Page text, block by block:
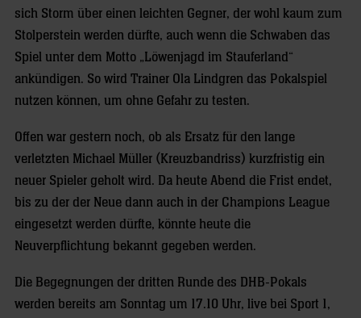
sich Storm über einen leichten Gegner, der wohl kaum zum
Stolperstein werden dürfte, auch wenn die Schwaben das
Spiel unter dem Motto „Löwenjagd im Stauferland“
ankündigen. So wird Trainer Ola Lindgren das Pokalspiel
nutzen können, um ohne Gefahr zu testen.
Offen war gestern noch, ob als Ersatz für den lange
verletzten Michael Müller (Kreuzbandriss) kurzfristig ein
neuer Spieler geholt wird. Da heute Abend die Frist endet,
bis zu der der Neue dann auch in der Champions League
eingesetzt werden dürfte, könnte heute die
Neuverpflichtung bekannt gegeben werden.
Die Begegnungen der dritten Runde des DHB-Pokals
werden bereits am Sonntag um 17.10 Uhr, live bei Sport 1,